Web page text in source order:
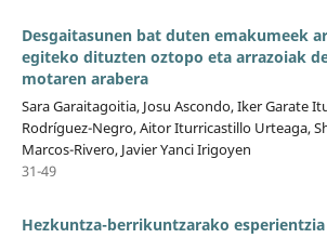
Desgaitasunen bat duten emakumeek
egiteko dituzten oztopo eta arrazoiak
motaren arabera
Sara Garaitagoitia, Josu Ascondo, Iker Garate
Rodríguez-Negro, Aitor Iturricastillo Urteaga,
Marcos-Rivero, Javier Yanci Irigoyen
31-49
Hezkuntza-berrikuntzarako esperientzia